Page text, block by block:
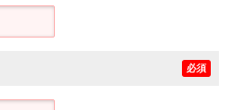
必須